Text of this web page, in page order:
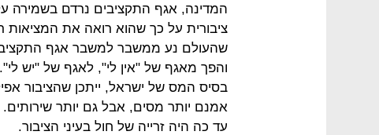
המדינה, אגף התקציבים נרדם בשמירה
ציבורית על כך שהוא רואה את המציאות
והפך מאגף של "אין לי", לאגף של "יש
בסיס המס של ישראל, ייתכן שהציבור
אמנם יותר מסים, אבל גם יותר
עד כה היה זרייה של חול בעיני הציבור.